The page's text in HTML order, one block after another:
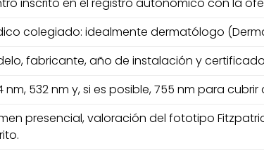
colegiado: idealmente dermatólogo
fabricante, año de instalación y certificado
nm, 532 nm y, si es posible, 755 nm para
presencial, valoración del fototipo